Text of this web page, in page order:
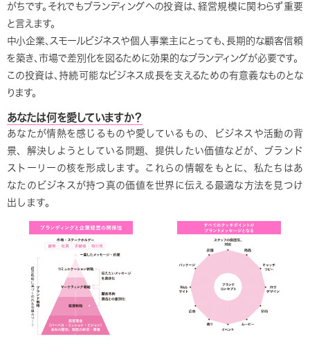
がちです。それでもブランディングへの投資は、経営規模に関わらず重要
と言えます。
中小企業、スモールビジネスや個人事業主にとっても、長期的な顧客信頼
を築き、市場で差別化を図るために効果的なブランディングが必要です。
この投資は、持続可能なビジネス成長を支えるための有意義なものとな
ります。
あなたは何を愛していますか？
あなたが情熱を感じるものや愛しているもの、ビジネスや活動の背
景、解決しようとしている問題、提供したい価値などが、ブランド
ストーリーの核を形成します。これらの情報をもとに、私たちはあ
なたのビジネスが持つ真の価値を世界に伝える最適な方法を見つけ
出します。